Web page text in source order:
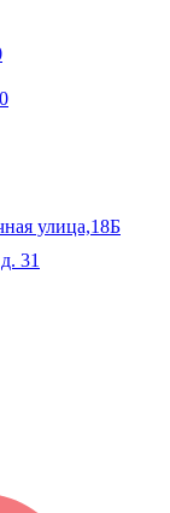
0
улица,18Б
31